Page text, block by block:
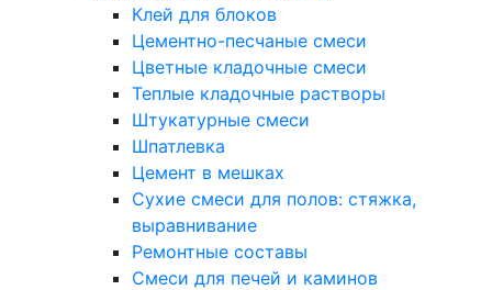
Клей для блоков
Цементно-песчаные смеси
Цветные кладочные смеси
Теплые кладочные растворы
Штукатурные смеси
Шпатлевка
Цемент в мешках
Сухие смеси для полов: стяжка,
выравнивание
Ремонтные составы
Смеси для печей и каминов